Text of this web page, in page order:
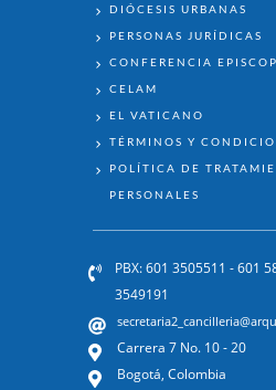
DIÓCESIS URBANAS
PERSONAS JURÍDICAS
CONFERENCIA
CELAM
EL VATICANO
TÉRMINOS Y
POLÍTICA DE
PERSONALES
PBX: 601 3505511 - 601
3549191
Carrera 7 No. 10 - 20
Bogotá, Colombia